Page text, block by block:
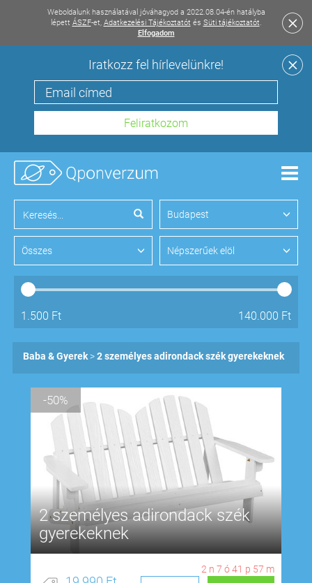
Weboldalunk használatával jóváhagyod a 2022.08.04-én hatályba
lépett ÁSZF-et, Adatkezelési Tájékoztatót és Süti tájékoztatót.
Elfogadom
Iratkozz fel hírlevelünkre!
Budapest
Összes Népszerűek elöl
1.500 Ft 140.000 Ft
Baba & Gyerek 2 személyes adirondack szék gyerekeknek
-50%
2 személyes adirondack szék
gyerekeknek
2 n 7 ó41 p 56 m